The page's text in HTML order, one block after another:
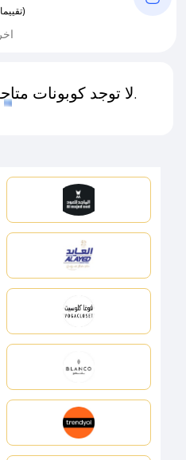
(0 تقييمات)
اخر
لا توجد كوبونات متاحة لـهذا المتجر حاليًا.